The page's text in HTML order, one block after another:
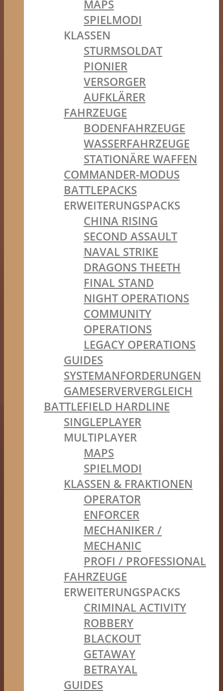
MAPS
SPIELMODI
KLASSEN
STURMSOLDAT
PIONIER
VERSORGER
AUFKLÄRER
FAHRZEUGE
BODENFAHRZEUGE
WASSERFAHRZEUGE
STATIONÄRE WAFFEN
COMMANDER-MODUS
BATTLEPACKS
ERWEITERUNGSPACKS
CHINA RISING
SECOND ASSAULT
NAVAL STRIKE
DRAGONS THEETH
FINAL STAND
NIGHT OPERATIONS
COMMUNITY
OPERATIONS
LEGACY OPERATIONS
GUIDES
SYSTEMANFORDERUNGEN
GAMESERVERVERGLEICH
BATTLEFIELD HARDLINE
SINGLEPLAYER
MULTIPLAYER
MAPS
SPIELMODI
KLASSEN & FRAKTIONEN
OPERATOR
ENFORCER
MECHANIKER /
MECHANIC
PROFI / PROFESSIONAL
FAHRZEUGE
ERWEITERUNGSPACKS
CRIMINAL ACTIVITY
ROBBERY
BLACKOUT
GETAWAY
BETRAYAL
GUIDES